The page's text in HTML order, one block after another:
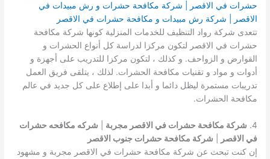
حشرات في الاقصر | شركة مكافحة حشرات و رش مبيدات في
الاقصر | شركة رش مبيدات و مكافحة حشرات في الاقصر
تتعدى شركة رواد التنظيف للخدمات المنزلية كونها شركة مكافحة
حشرات في الاقصر لتكون مركزا لدراسة كل أنواع الحشرات و
القوارض و الزواحف. و كذلك ، لتكون مركزا للتدريب على أجهزة و
أدوات و مواد و تقنيات مكافحة الحشرات. لذلك ، يتلقى فريق العمل
تدريبات مستمرة ليظل دائما و أبدا على إطلاع على كل جديد في عالم
مكافحة الحشرات.
4. شركة مكافحة حشرات في الاقصر مجربة
شركه مكافحه حشرات
في الاقصر
شركة مكافحة حشرات جنوب الاقصر
إن كنت تبحث عن شركة مكافحة حشرات في الاقصر مجربة و مشهود